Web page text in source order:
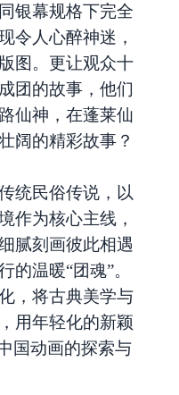
银幕规格下完全
令人心醉神迷，
图。更让观众十
团的故事，他们
仙神，在蓬莱仙
阔的精彩故事？
统民俗传说，以
作为核心主线，
腻刻画彼此相遇
的温暖“团魂”。
，将古典美学与
用年轻化的新颖
国动画的探索与